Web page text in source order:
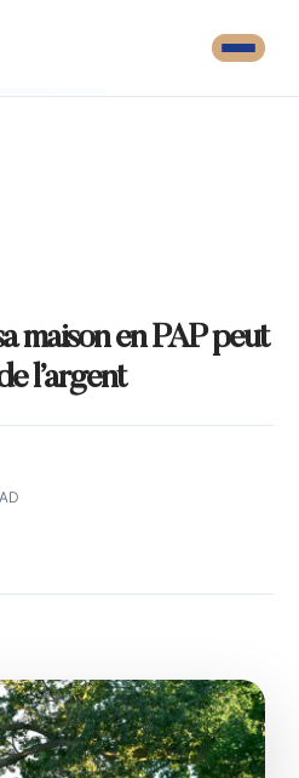
maison en PAP peut
l’argent